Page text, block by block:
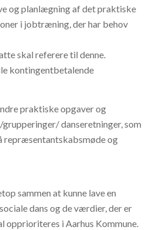
og planlægning af det praktiske
i jobtræning, der har behov
skal referere til denne.
kontingentbetalende
praktiske opgaver og
danseretninger, som
repræsentantskabsmøde og
sammen at kunne lave en
dans og de værdier, der er
opprioriteres i Aarhus Kommune.